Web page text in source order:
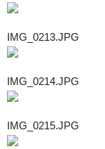
IMG_0213.JPG
IMG_0214.JPG
IMG_0215.JPG